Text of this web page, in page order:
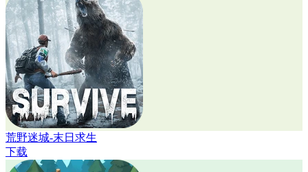
荒野迷城-末日求生
下载